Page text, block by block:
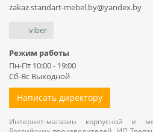
zakaz.standart-mebel.by@yandex.by
viber
Режим работы
Пн-Пт 10:00 - 19:00
Сб-Вс Выходной
Написать директору
Интернет-магазин корпусной и